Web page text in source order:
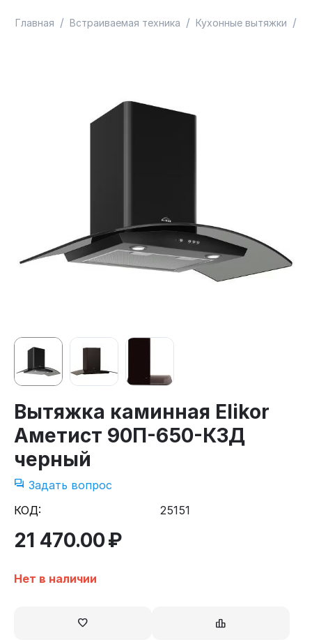
Главная / Встраиваемая техника / Кухонные вытяжки /
Вытяжка каминная Elikor
Аметист 90П-650-К3Д
черный
Задать вопрос
КОД:
25151
21 470.00₽
Нет в наличии